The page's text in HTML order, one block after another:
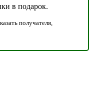
в подарок.
получателя,